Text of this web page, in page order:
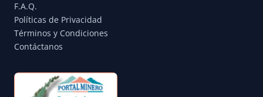
F.A.Q.
Políticas de Privacidad
Términos y Condiciones
Contáctanos